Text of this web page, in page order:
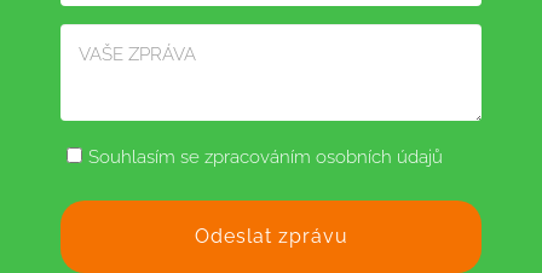
Souhlasím se zpracováním osobních údajů